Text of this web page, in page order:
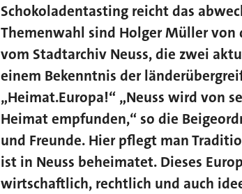
Schokoladentasting reicht das
Themenwahl sind Holger Müller von
vom Stadtarchiv Neuss, die zwei
einem Bekenntnis der
„Heimat.Europa!“ „Neuss wird von
Heimat empfunden,“ so die
und Freunde. Hier pflegt man
ist in Neuss beheimatet. Dieses
wirtschaftlich, rechtlich und auch